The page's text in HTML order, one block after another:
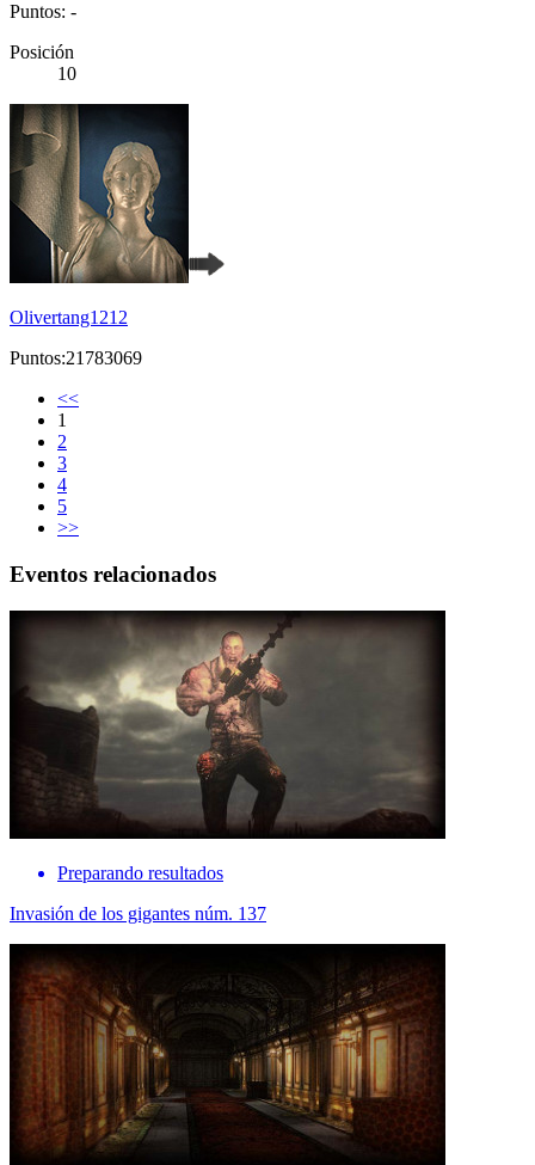
Puntos: -
Posición
10
Olivertang1212
Puntos:21783069
<<
1
2
3
4
5
>>
Eventos relacionados
Preparando resultados
Invasión de los gigantes núm. 137